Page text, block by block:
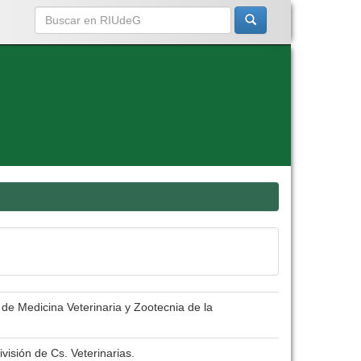
Medicina Veterinaria y Zootecnia de la
de Cs. Veterinarias.